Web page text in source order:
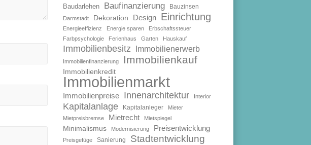
Baudarlehen Baufinanzierung Bauzinsen
Darmstadt Dekoration Design Einrichtung
Energieeffizienz Energie sparen
Erbschaftssteuer
Farbpsychologie
Ferienhaus Garten Hauskauf
Immobilienbesitz Immobilienerwerb
Immobilienfinanzierung Immobilienkauf
Immobilienkredit
Immobilienmarkt
Immobilienpreise Innenarchitektur Interior
Kapitalanlage Kapitalanleger
Mieter
Mietpreisbremse
Mietrecht Mietspiegel
Minimalismus Modernisierung Preisentwicklung
Preisgefüge Sanierung Stadtentwicklung